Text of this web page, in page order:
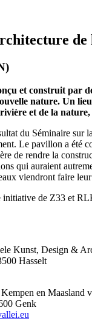
de
et construit par
nature. Un
et de la nature,
du Séminaire sur
Le pavillon a été
de rendre la
qui auraient
viendront faire
initiative de Z33 et
Kunst, Design &
Hasselt
en Maasland
Genk